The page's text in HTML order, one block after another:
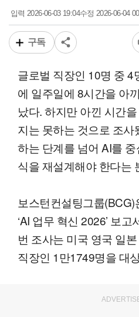
입력2026-06-03 19:04수정 2026-06-04
구독
글로벌 직장인 10명 중 4
에 일주일에 8시간을 아
났다. 하지만 아낀 시간
지는 못하는 것으로 조사
하는 단계를 넘어 AI를
식을 재설계해야 한다는
보스턴컨설팅그룹
‘AI 업무 혁신 2026’ 보
번 조사는 미국 영국 일
직장인 1만1749명을 대